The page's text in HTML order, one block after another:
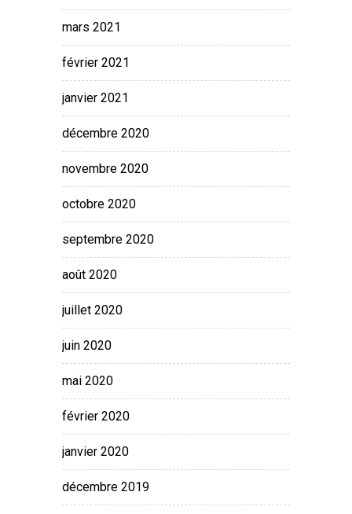
mars 2021
février 2021
janvier 2021
décembre 2020
novembre 2020
octobre 2020
septembre 2020
août 2020
juillet 2020
juin 2020
mai 2020
février 2020
janvier 2020
décembre 2019